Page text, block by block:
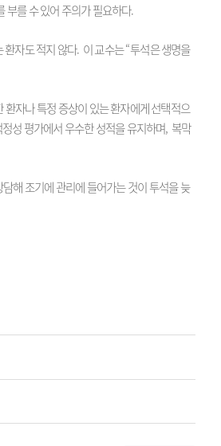
부를 수 있어 주의가 필요하다.
환자도 적지 않다. 이 교수는“투석은 생명을
환자나 특정 증상이 있는 환자에게 선택적으
성 평가에서 우수한 성적을 유지하며, 복막
해 조기에 관리에 들어가는 것이 투석을 늦